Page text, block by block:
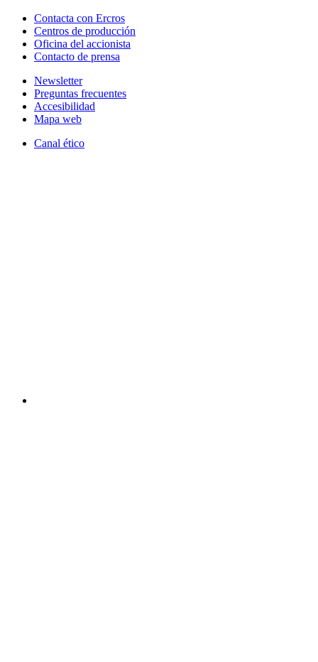
Contacta con Ercros
Centros de producción
Oficina del accionista
Contacto de prensa
Newsletter
Preguntas frecuentes
Accesibilidad
Mapa web
Canal ético